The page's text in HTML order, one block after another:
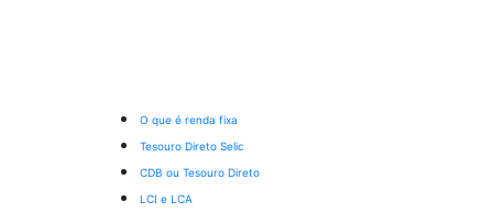
O que é renda fixa
Tesouro Direto Selic
CDB ou Tesouro Direto
LCI e LCA